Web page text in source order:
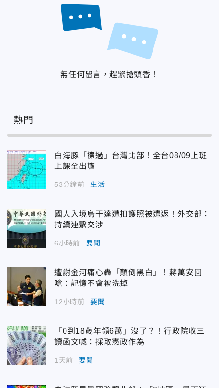
無任何留言，趕緊搶頭香！
熱門
白海豚「擦過」台灣北部！全台08/09上班
上課全出爐
53分鐘前 生活
國人入境烏干達遭扣護照被遣返！外交部：
持續連繫交涉
6小時前 要聞
遭謝金河痛心轟「顛倒黑白」！蔣萬安回
嗆：記憶不會被洗掉
12小時前 要聞
「0到18歲年領6萬」沒了？！行政院收三
讀函文喊：採取憲政作為
1天前 要聞